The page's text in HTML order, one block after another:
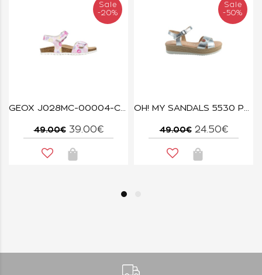
Sale
-20%
GEOX J028MC-00004-C1Z8D WHITE FUCHSIA
49.00€ 39.00€
Sale
-50%
OH! MY SANDALS 5530 PLATA
49.00€ 24.50€